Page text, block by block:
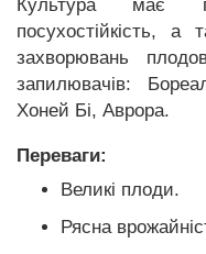
Культура має
посухостійкість,
захворювань
запилювачів:
Хоней Бі, Аврора.
Переваги:
Великі плоди.
Рясна